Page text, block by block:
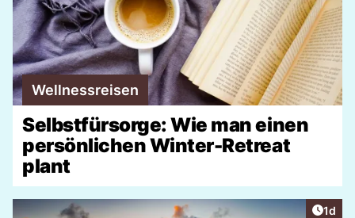
Wellnessreisen
Selbstfürsorge: Wie man einen
persönlichen Winter-Retreat
plant
1d